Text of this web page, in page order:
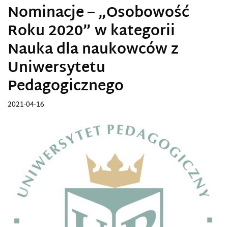
Nominacje – „Osobowość
Roku 2020” w kategorii
Nauka dla naukowców z
Uniwersytetu
Pedagogicznego
2021-04-16